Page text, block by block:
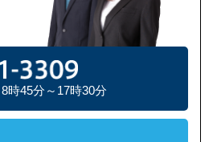
時45分～17時30分